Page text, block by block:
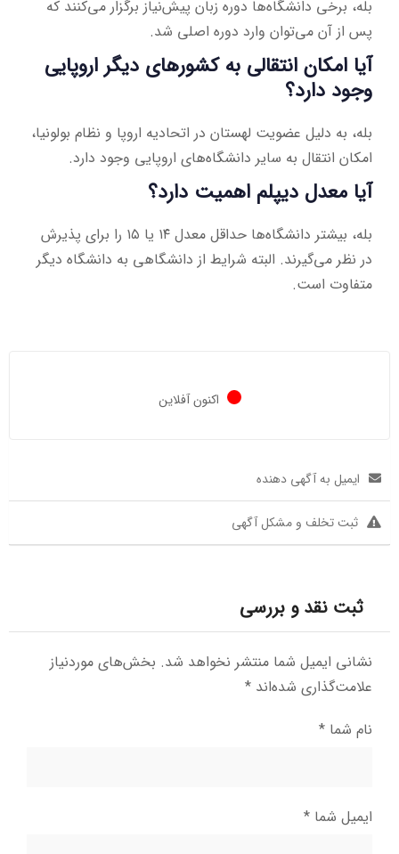
بله، برخی دانشگاه‌ها دوره زبان پیش‌نیاز برگزار می‌کنند که
پس از آن می‌توان وارد دوره اصلی شد.
آیا امکان انتقالی به کشورهای دیگر اروپایی
وجود دارد؟
بله، به دلیل عضویت لهستان در اتحادیه اروپا و نظام بولونیا،
امکان انتقال به سایر دانشگاه‌های اروپایی وجود دارد.
آیا معدل دیپلم اهمیت دارد؟
بله، بیشتر دانشگاه‌ها حداقل معدل ۱۴ یا ۱۵ را برای پذیرش
در نظر می‌گیرند. البته شرایط از دانشگاهی به دانشگاه دیگر
متفاوت است.
اکنون آفلاین
ایمیل به آگهی دهنده
ثبت تخلف و مشکل آگهی
ثبت نقد و بررسی
نشانی ایمیل شما منتشر نخواهد شد. بخش‌های موردنیاز
علامت‌گذاری شده‌اند *
نام شما *
ایمیل شما *